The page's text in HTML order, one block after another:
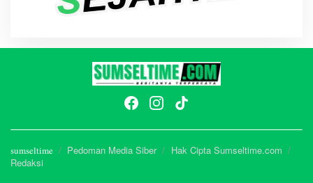
sumseltime Pedoman Media Siber
Hak Cipta Sumseltime.com
Redaksi